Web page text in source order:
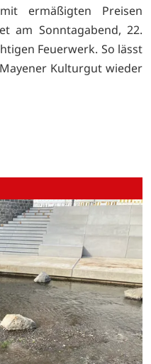
ermäßigten Preisen
am Sonntagabend, 22.
Feuerwerk. So lässt
Kulturgut wieder